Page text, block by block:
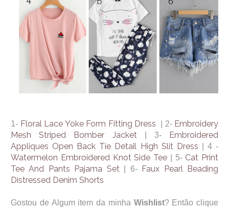
1- Floral Lace Yoke Form Fitting Dress | 2- Embroidery
Mesh Striped Bomber Jacket | 3-
Embroidered
Appliques Open Back Tie Detail High Slit Dress | 4 -
Watermelon Embroidered Knot Side Tee | 5- Cat Print
Tee And Pants Pajama Set | 6-
Faux Pearl Beading
Distressed Denim Shorts
Gostou de Algum item da minha Wishlist? Então clique